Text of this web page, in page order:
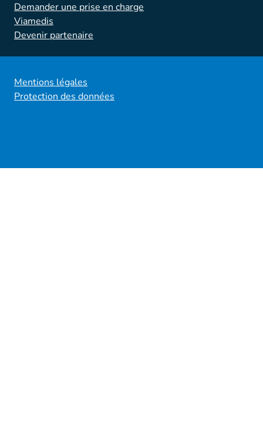
Demander une prise en charge
Viamedis
Devenir partenaire
Mentions légales
Protection des données